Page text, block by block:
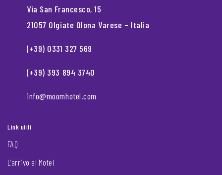
Via San Francesco, 15
21057 Olgiate Olona Varese – Italia
(+39) 0331 327 569
(+39) 393 894 3740
info@moomhotel.com
Link utili
FAQ
L’arrivo al Motel